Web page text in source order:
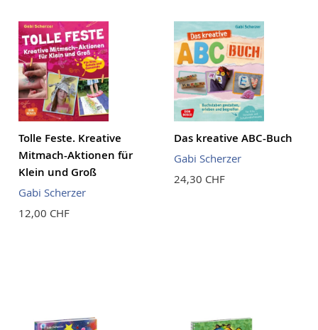
Tolle Feste. Kreative
Mitmach-Aktionen für
Klein und Groß
Gabi Scherzer
12,00 CHF
Das kreative ABC-Buch
Gabi Scherzer
24,30 CHF